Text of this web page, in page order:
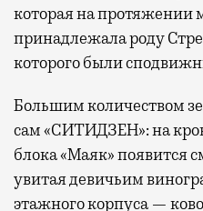
которая на протяжении
принадлежала роду
которого были
Большим количеством
сам «СИТИДЗЕН»: на
блока «Маяк» появится
увитая девичьим
этажного корпуса —